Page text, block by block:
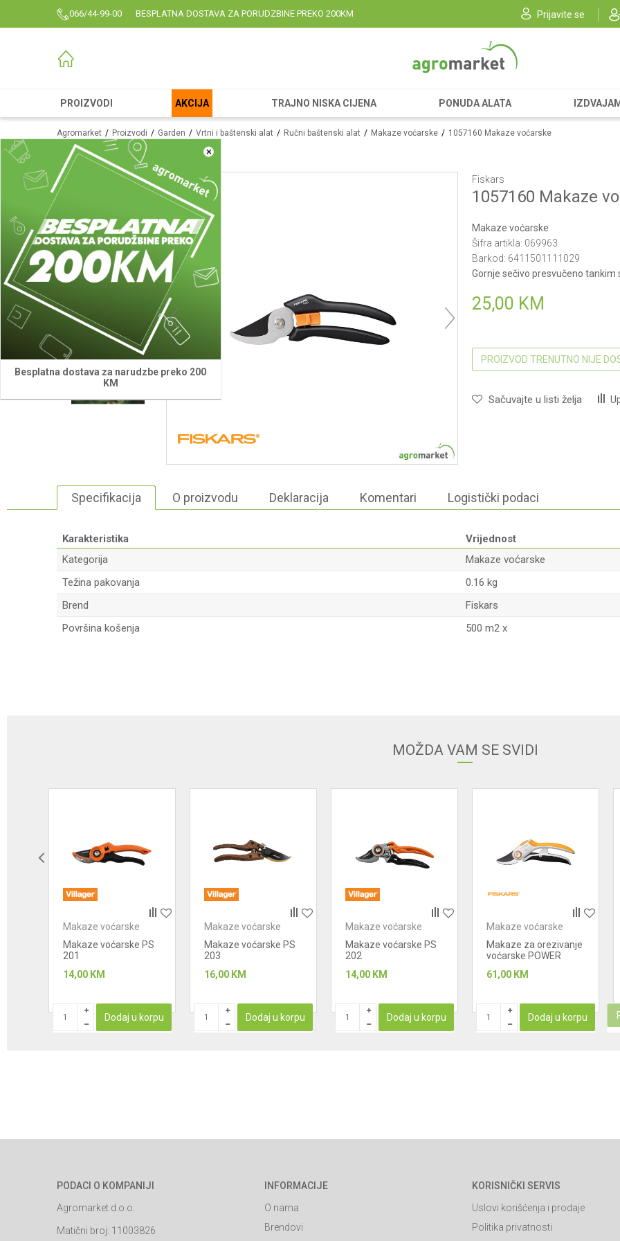
066/44-99-00 BESPLATNA DOSTAVA ZA PORUDZBINE PREKO 200KM Prijavite se
PROIZVODI AKCIJA TRAJNO NISKA CIJENA PONUDA ALATA
×
Besplatna dostava za narudzbe preko 200
KM
Agromarket Proizvodi Garden Vrtni i baštenski alat Ručni baštenski alat Makaze voćarske 1057160 Makaze voćarske
Fiskars
1057160 Makaze
Makaze voćarske
Šifra artikla: 069963
Barkod: 6411501111029
Gornje sečivo presvučeno tankim
25,00 KM
PROIZVOD TRENUTNO NIJE
Sačuvajte u listi želja
Specifikacija O proizvodu Deklaracija Komentari Logistički podaci
Karakteristika
Vrijednost
Kategorija
Makaze voćarske
Težina pakovanja
0.16 kg
Brend
Fiskars
Površina košenja
500 m2 x
Anti-spam zaštita - izračunajte koliko je 9 - 4 :
POŠALJI
MOŽDA VAM SE SVIDI
Makaze voćarske
Makaze voćarske PS
201
14,00 KM
Dodaj u korpu
Makaze voćarske
Makaze voćarske PS
203
16,00 KM
Dodaj u korpu
Makaze voćarske
Makaze voćarske PS
202
14,00 KM
Dodaj u korpu
Makaze voćarske
Makaze za orezivanje
voćarske POWER
61,00 KM
Dodaj u korpu
PODACI O KOMPANIJI
Agromarket d.o.o.
Matični broj: 11003826
INFORMACIJE
O nama
Brendovi
KORISNIČKI SERVIS
Uslovi korišćenja i prodaje
Politika privatnosti